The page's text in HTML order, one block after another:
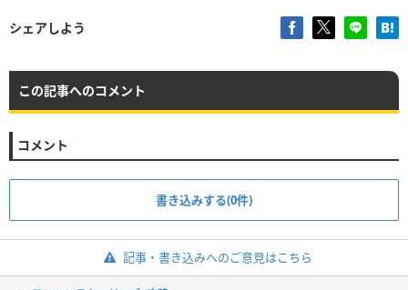
シェアしよう
この記事へのコメント
コメント
書き込みする(0件)
記事・書き込みへのご意見はこちら